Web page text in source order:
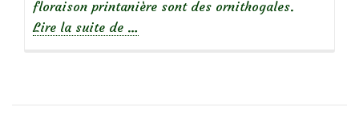
floraison printanière sont des ornithogales.
Lire la suite de
:
…